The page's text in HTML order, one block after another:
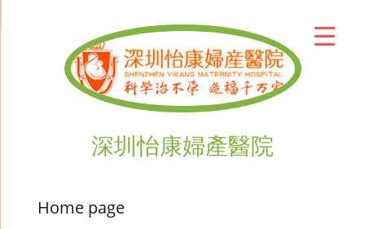
深圳怡康婦產醫院
Home page